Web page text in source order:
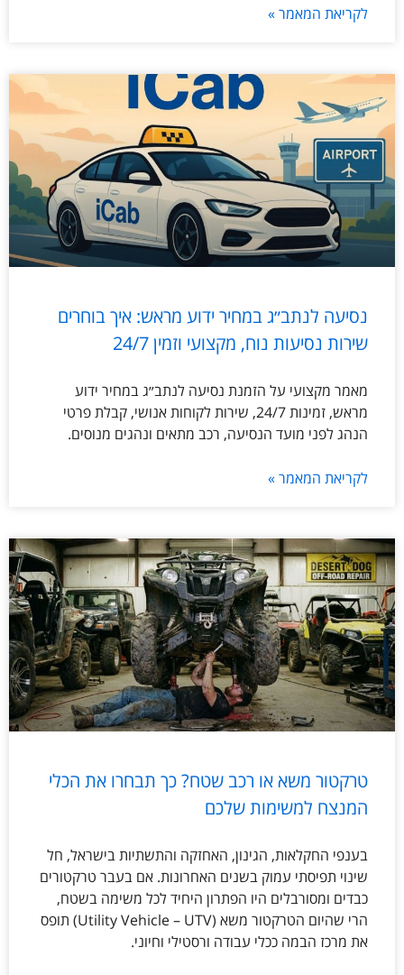
לקריאת המאמר »
נסיעה לנתב״ג במחיר ידוע מראש: איך בוחרים
שירות נסיעות נוח, מקצועי וזמין 24/7
מאמר מקצועי על הזמנת נסיעה לנתב״ג במחיר ידוע
מראש, זמינות 24/7, שירות לקוחות אנושי, קבלת פרטי
הנהג לפני מועד הנסיעה, רכב מתאים ונהגים מנוסים.
לקריאת המאמר »
טרקטור משא או רכב שטח? כך תבחרו את הכלי
המנצח למשימות שלכם
בענפי החקלאות, הגינון, האחזקה והתשתיות בישראל, חל
שינוי תפיסתי עמוק בשנים האחרונות. אם בעבר טרקטורים
כבדים ומסורבלים היו הפתרון היחיד לכל משימה בשטח,
הרי שהיום הטרקטור משא (Utility Vehicle – UTV) תופס
את מרכז הבמה ככלי עבודה ורסטילי וחיוני.